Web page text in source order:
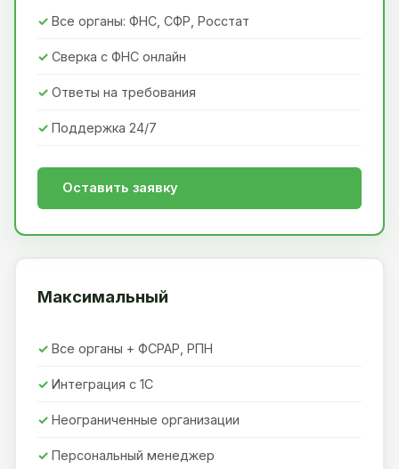
Все органы: ФНС, СФР, Росстат
Сверка с ФНС онлайн
Ответы на требования
Поддержка 24/7
Оставить заявку
Максимальный
Все органы + ФСРАР, РПН
Интеграция с 1С
Неограниченные организации
Персональный менеджер